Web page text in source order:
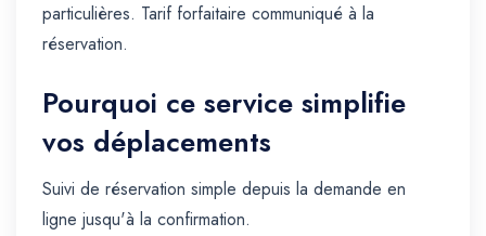
particulières. Tarif forfaitaire communiqué à la
réservation.
Pourquoi ce service simplifie
vos déplacements
Suivi de réservation simple depuis la demande en
ligne jusqu'à la confirmation.